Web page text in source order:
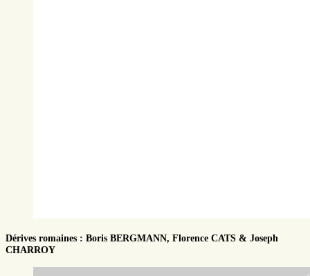
Dérives romaines : Boris BERGMANN, Florence CATS & Joseph
CHARROY